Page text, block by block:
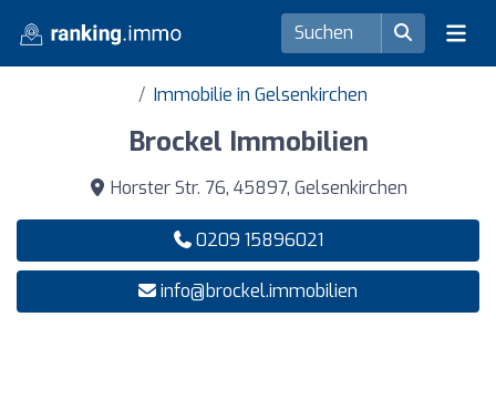
Immobilie in Gelsenkirchen
Brockel Immobilien
Horster Str. 76, 45897, Gelsenkirchen
0209 15896021
info@brockel.immobilien